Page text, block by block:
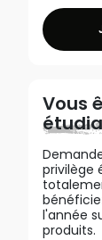
Vous
privilège
l'année
produits.